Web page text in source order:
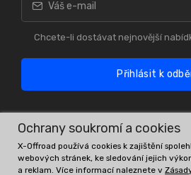
Chcete-li dostávat nejnovější
Přihlásit k
Ochrany soukromí a cookies
X-Offroad používá cookies k zajištění
webových stránek, ke sledování jejich
a reklam. Více informací naleznete v